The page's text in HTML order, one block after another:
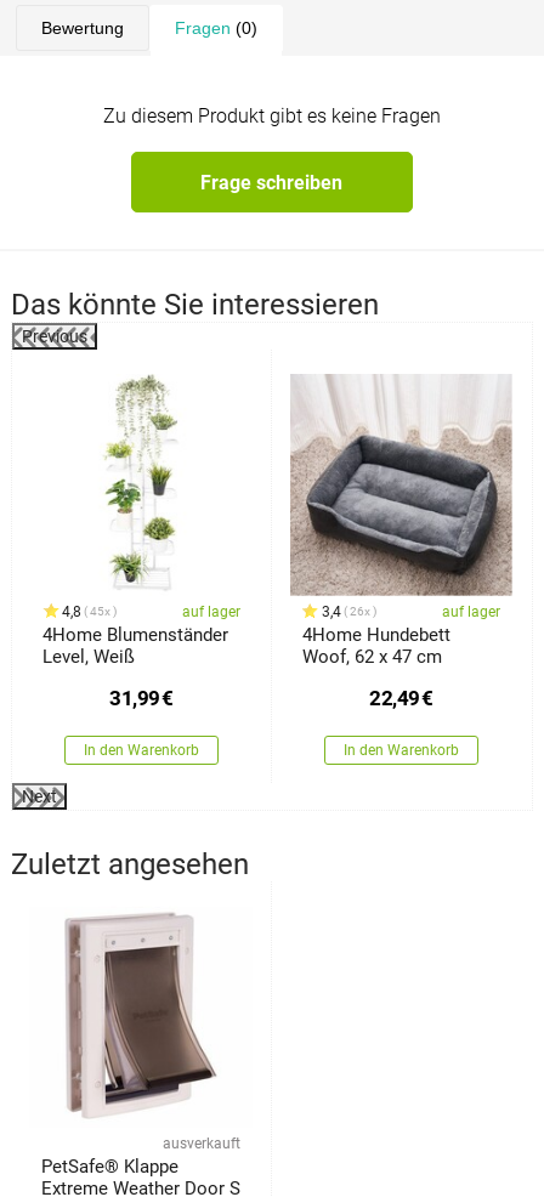
Bewertung Fragen (0)
Zu diesem Produkt gibt es keine Fragen
Frage schreiben
Das könnte Sie interessieren
Previous
4,8 45x auf lager
4Home Blumenständer
Level, Weiß
31,99€
In den Warenkorb
3,4 26x auf lager
4Home Hundebett
Woof, 62 x 47 cm
22,49€
In den Warenkorb
Next
Zuletzt angesehen
ausverkauft
PetSafe® Klappe
Extreme Weather Door S